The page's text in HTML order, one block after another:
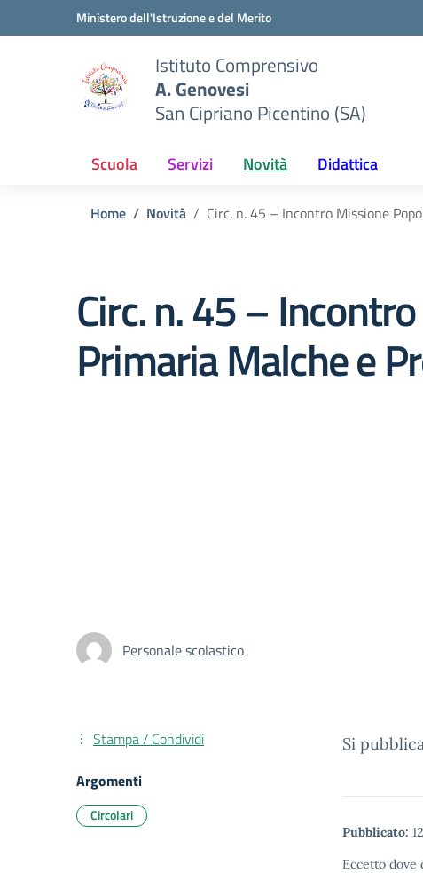
Vai ai contenuti
Vai al menu di navigazioneMinistero dell'Istruzione e del Merito
Istituto Comprensivo
A. Genovesi
San Cipriano Picentino (SA)
Scuola Servizi Novità Didattica
Home Novità Circ. n. 45 – Incontro Missione
Circ. n. 45 –
Primaria Malche e
Personale scolastico
Si
Pubblicato:
Eccetto dove
Stampa / Condividi
Argomenti
Circolari